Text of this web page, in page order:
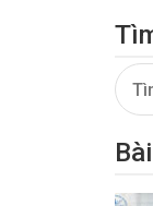
Tìm
kiếm